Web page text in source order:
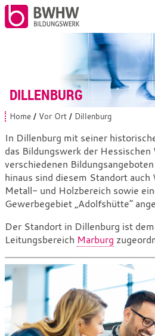
DILLENBURG
Für Unternehmen
Von uns
Vor Ort: Dillenburg
Mit Arbeiten
S
e
s
i
n
d
h
i
r
:
Home Vor Ort Dillenburg
In Dillenburg mit seiner
das Bildungswerk der
verschiedenen
hinaus sind diesem Standort
Metall- und Holzbereich sowie
Gewerbegebiet „Adolfshütte“
Der Standort in Dillenburg ist dem
Leitungsbereich Marburg